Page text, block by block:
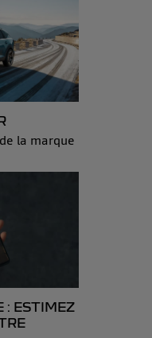
la marque
: ESTIMEZ